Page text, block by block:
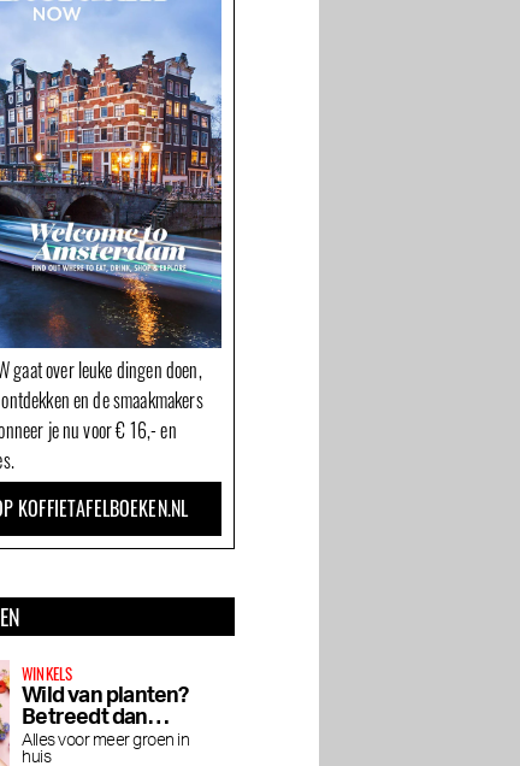
Vegan Hanami
Omakase:
Gastronomisch vegan
bij Taiko
gaat over leuke dingen doen,
en de smaakmakers
je nu voor € 16,- en
KOFFIETAFELBOEKEN.NL
WINKELS
Wild van planten?
Betreedt dan
Wildernis
Alles voor meer groen in
huis